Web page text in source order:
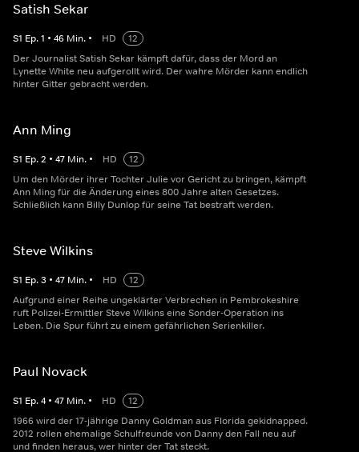
Satish Sekar
S1 Ep.1 • 46 Min. • HD
12
Der Journalist Satish Sekar kämpft dafür, dass der Mord an
Lynette White neu aufgerollt wird. Der wahre Mörder kann endlich
hinter Gitter gebracht werden.
Ann Ming
S1 Ep.2 • 47 Min. • HD
12
Um den Mörder ihrer Tochter Julie vor Gericht zu bringen, kämpft
Ann Ming für die Änderung eines 800 Jahre alten Gesetzes.
Schließlich kann Billy Dunlop für seine Tat bestraft werden.
Steve Wilkins
S1 Ep.3 • 47 Min. • HD
12
Aufgrund einer Reihe ungeklärter Verbrechen in Pembrokeshire
ruft Polizei-Ermittler Steve Wilkins eine Sonder-Operation ins
Leben. Die Spur führt zu einem gefährlichen Serienkiller.
Paul Novack
S1 Ep.4 • 47 Min. • HD
12
1966 wird der 17-jährige Danny Goldman aus Florida gekidnapped.
2012 rollen ehemalige Schulfreunde von Danny den Fall neu auf
und finden heraus, wer hinter der Tat steckt.